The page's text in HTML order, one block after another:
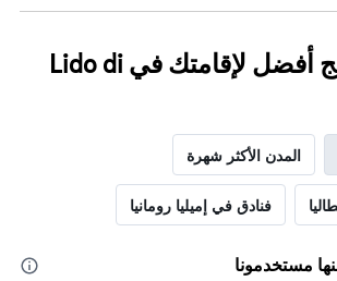
اعثر على نتائج أفضل لإقامتك في Lido di
المدن الأكثر شهرة
فنادق في إميليا رومانيا
مستخدمونا